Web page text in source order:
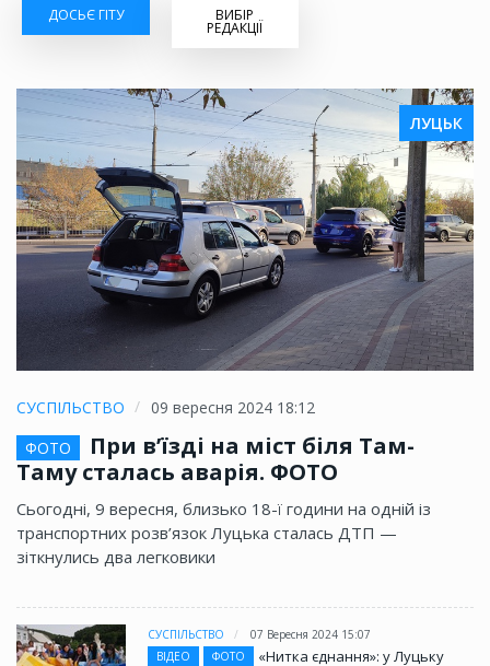
ДОСЬЄ ГІТУ ВИБІР
РЕДАКЦІЇ
ЛУЦЬК
СУСПІЛЬСТВО
09 вересня 2024 18:12
ФОТО
При в’їзді на міст біля Там-
Таму сталась аварія. ФОТО
Сьогодні, 9 вересня, близько 18-ї години на одній із
транспортних розв’язок Луцька сталась ДТП —
зіткнулись два легковики
СУСПІЛЬСТВО
07 Вересня 2024 15:07
ВІДЕО
ФОТО «Нитка єднання»: у Луцьку